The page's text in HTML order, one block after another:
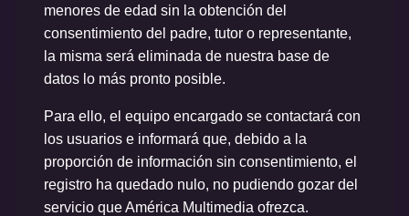
menores de edad sin la obtención del
consentimiento del padre, tutor o representante,
la misma será eliminada de nuestra base de
datos lo más pronto posible.
Para ello, el equipo encargado se contactará con
los usuarios e informará que, debido a la
proporción de información sin consentimiento, el
registro ha quedado nulo, no pudiendo gozar del
servicio que América Multimedia ofrezca.